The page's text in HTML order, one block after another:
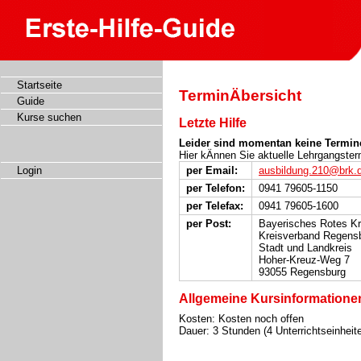
Startseite
Guide
Kurse suchen
Login
TerminÄbersicht
Letzte Hilfe
Leider sind momentan keine
Hier kÄnnen Sie aktuelle
per Email:
per Telefon:
0941 79605-1150
per Telefax:
0941 79605-1600
per Post:
Bayerisches Rotes
Kreisverband
Stadt und Landkreis
Hoher-Kreuz-Weg 7
93055 Regensburg
Allgemeine
Kosten: Kosten noch offen
Dauer: 3 Stunden (4